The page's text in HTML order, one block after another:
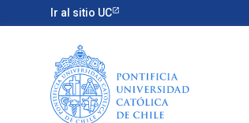
Ir al sitio UC